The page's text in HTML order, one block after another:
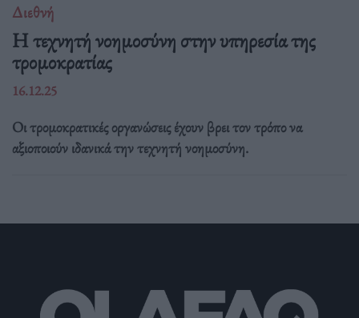
Διεθνή
Η τεχνητή νοημοσύνη στην υπηρεσία της
τρομοκρατίας
16.12.25
Οι τρομοκρατικές οργανώσεις έχουν βρει τον τρόπο να
αξιοποιούν ιδανικά την τεχνητή νοημοσύνη.